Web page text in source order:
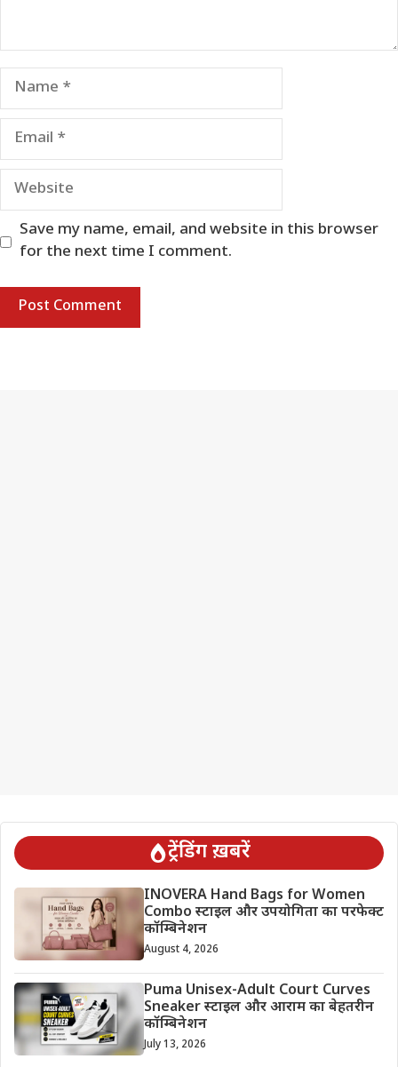
Name
Email
Website
Save my name, email, and website in this browser
for the next time I comment.
ट्रेंडिंग ख़बरें
INOVERA Hand Bags for Women
Combo स्टाइल और उपयोगिता का परफेक्ट
कॉम्बिनेशन
August 4, 2026
Puma Unisex-Adult Court Curves
Sneaker स्टाइल और आराम का बेहतरीन
कॉम्बिनेशन
July 13, 2026